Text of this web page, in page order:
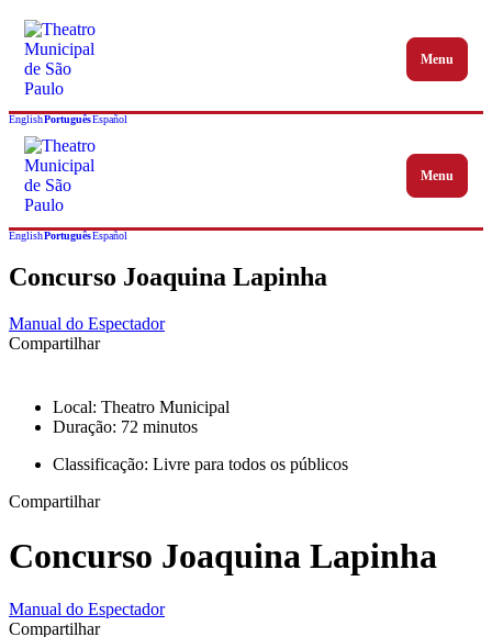
Menu
Abrir
EnglishPortuguêsEspañol
Menu
Abrir
EnglishPortuguêsEspañol
Concurso Joaquina Lapinha
Manual do Espectador
Compartilhar
Local: Theatro Municipal
Duração: 72 minutos
Classificação: Livre para todos os públicos
Compartilhar
Concurso Joaquina Lapinha
Manual do Espectador
Compartilhar